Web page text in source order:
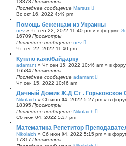
18373 Просмотры
Последнее сообщение Marsus
Вс окт 16, 2022 4:49 pm
Помощь беженцам из Украины
uev » Чт сен 22, 2022 11:40 pm » в форуме
16709 Просмотры
Последнее сообщение uev
Чт сен 22, 2022 11:40 pm
Куплю каяк/байдарку
adamant » Чт сен 15, 2022 10:46 am » в
16584 Просмотры
Последнее сообщение adamant
Чт сен 15, 2022 10:46 am
Дачный Домик Ж.Д Ст . Горьковское
Nikolaich » Сб июн 04, 2022 5:27 pm » в
18395 Просмотры
Последнее сообщение Nikolaich
Сб июн 04, 2022 5:27 pm
Математика Репетитор
Nikolaich » Сб июн 04, 2022 5:15 pm » в
17317 Просмотры